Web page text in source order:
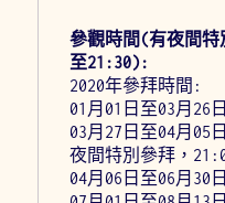
參觀時間(有夜間特
至21:30):
2020年參拜時間:
01月01日至03月
03月27日至04月
夜間特別參拜，
04月06日至06月